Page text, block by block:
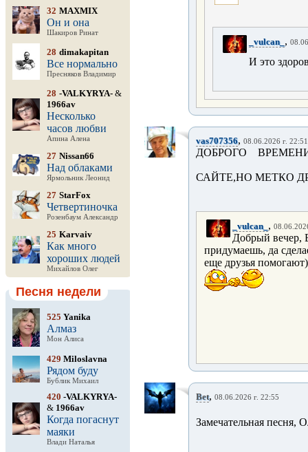
32 MAXMIX
Он и она
Шакиров Ринат
28 dimakapitan
Все нормально
Пресняков Владимир
28 -VALKYRYA- &
1966av
Несколько
часов любви
Апина Алена
27 Nissan66
Над облаками
Ярмольник Леонид
27 StarFox
Четвертиночка
Розенбаум Александр
25 Karvaiv
Как много
хороших людей
Михайлов Олег
Песня недели
525 Yanika
Алмаз
Мон Алиса
429 Miloslavna
Рядом буду
Бублик Михаил
420 -VALKYRYA-
& 1966av
Когда погаснут
маяки
Влади Наталья
_vulcan_ ,
И это
vas707356, 08.06.2026 г. 22:51
ДОБРОГО
САЙТЕ,НО МЕТКО
_vulcan_ ,
Добрый вечер,
придумаешь, да
еще друзья помогают)
Bet, 08.06.2026 г. 22:55
Замечательная песня,